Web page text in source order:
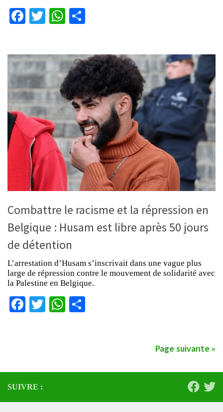
Facebook
TwitterWhatsApp
Combattre le racisme et la répression en
Belgique : Husam est libre après 50 jours
de détention
L’arrestation d’Husam s’inscrivait dans une vague plus
large de répression contre le mouvement de solidarité avec
la Palestine en Belgique.
Facebook
TwitterWhatsApp
Page suivante »
SUIVRE :